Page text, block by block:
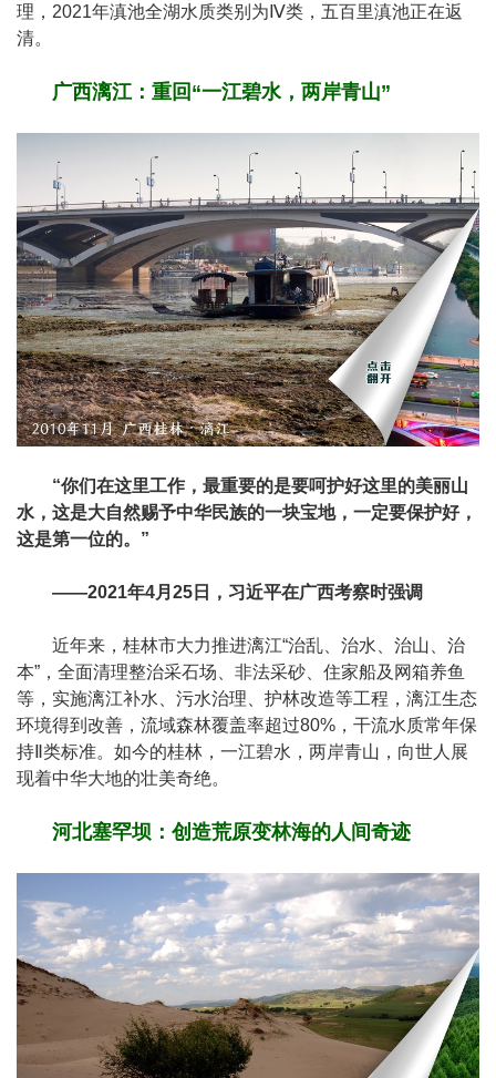
理，2021年滇池全湖水质类别为Ⅳ类，五百里滇池正在返
清。
广西漓江：重回“一江碧水，两岸青山”
“你们在这里工作，最重要的是要呵护好这里的美丽山
水，这是大自然赐予中华民族的一块宝地，一定要保护好，
这是第一位的。”
——2021年4月25日，习近平在广西考察时强调
近年来，桂林市大力推进漓江“治乱、治水、治山、治
本”，全面清理整治采石场、非法采砂、住家船及网箱养鱼
等，实施漓江补水、污水治理、护林改造等工程，漓江生态
环境得到改善，流域森林覆盖率超过80%，干流水质常年保
持Ⅱ类标准。如今的桂林，一江碧水，两岸青山，向世人展
现着中华大地的壮美奇绝。
河北塞罕坝：创造荒原变林海的人间奇迹